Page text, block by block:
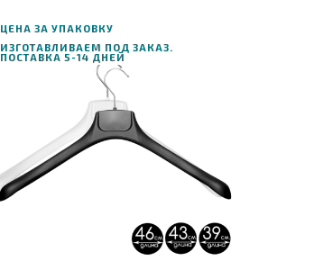
ЦЕНА ЗА УПАКОВКУ
ИЗГОТАВЛИВАЕМ ПОД ЗАКАЗ.
ПОСТАВКА 5-14 ДНЕЙ
В корзину
ЗАКАЗ В ОДИН КЛИК
+ 1